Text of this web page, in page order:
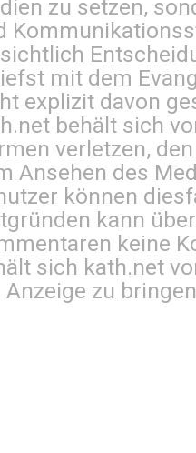
zu setzen,
mit dem
explizit davon
behält sich
verletzen,
Ansehen des
können
kann
keine
sich kath.net
Anzeige zu